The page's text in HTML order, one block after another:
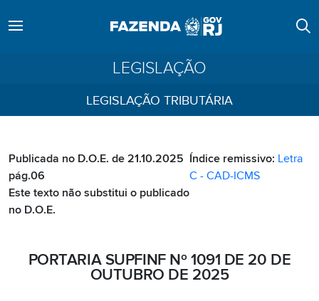
LEGISLAÇÃO
LEGISLAÇÃO TRIBUTÁRIA
Publicada no D.O.E. de 21.10.2025
pág.06
Este texto não substitui o publicado
no D.O.E.
Índice remissivo: Letra
C - CAD-ICMS
PORTARIA SUPFINF Nº 1091 DE 20 DE
OUTUBRO DE 2025